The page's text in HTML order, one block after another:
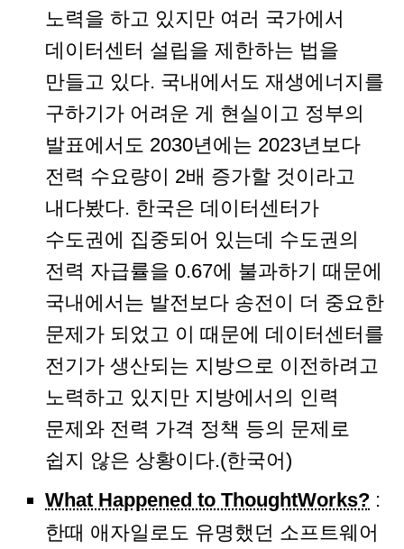
노력을 하고 있지만 여러 국가에서
데이터센터 설립을 제한하는 법을
만들고 있다. 국내에서도 재생에너지를
구하기가 어려운 게 현실이고 정부의
발표에서도 2030년에는 2023년보다
전력 수요량이 2배 증가할 것이라고
내다봤다. 한국은 데이터센터가
수도권에 집중되어 있는데 수도권의
전력 자급률을 0.67에 불과하기 때문에
국내에서는 발전보다 송전이 더 중요한
문제가 되었고 이 때문에 데이터센터를
전기가 생산되는 지방으로 이전하려고
노력하고 있지만 지방에서의 인력
문제와 전력 가격 정책 등의 문제로
쉽지 않은 상황이다.(한국어)
What Happened to ThoughtWorks? :
한때 애자일로도 유명했던 소프트웨어